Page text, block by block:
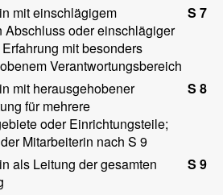
mit einschlägigem
Abschluss oder einschlägiger
mit besonders
Verantwortungsbereich
S 7
mit herausgehobener
für mehrere
oder Einrichtungsteile;
Mitarbeiterin nach S 9
S 8
als Leitung der gesamten
S 9